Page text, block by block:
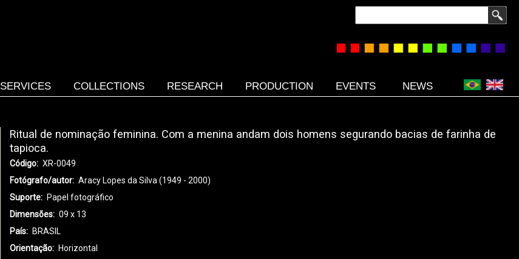
SERVICES COLLECTIONS RESEARCH PRODUCTION EVENTS NEWS
Ritual de nominação feminina. Com a menina andam dois homens segurando bacias de farinha de
tapioca.
Código
XR-0049
Fotógrafo/autor
Aracy Lopes da Silva (1949 - 2000)
Suporte
Papel fotográfico
Dimensões
09 x 13
País
BRASIL
Orientação
Horizontal